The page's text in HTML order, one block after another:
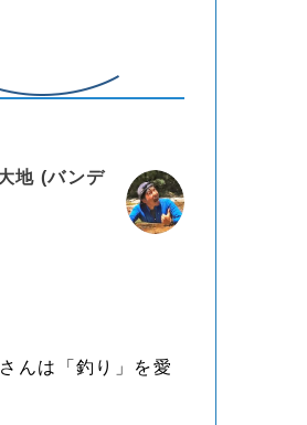
地 (バンデ
んは「釣り」を愛